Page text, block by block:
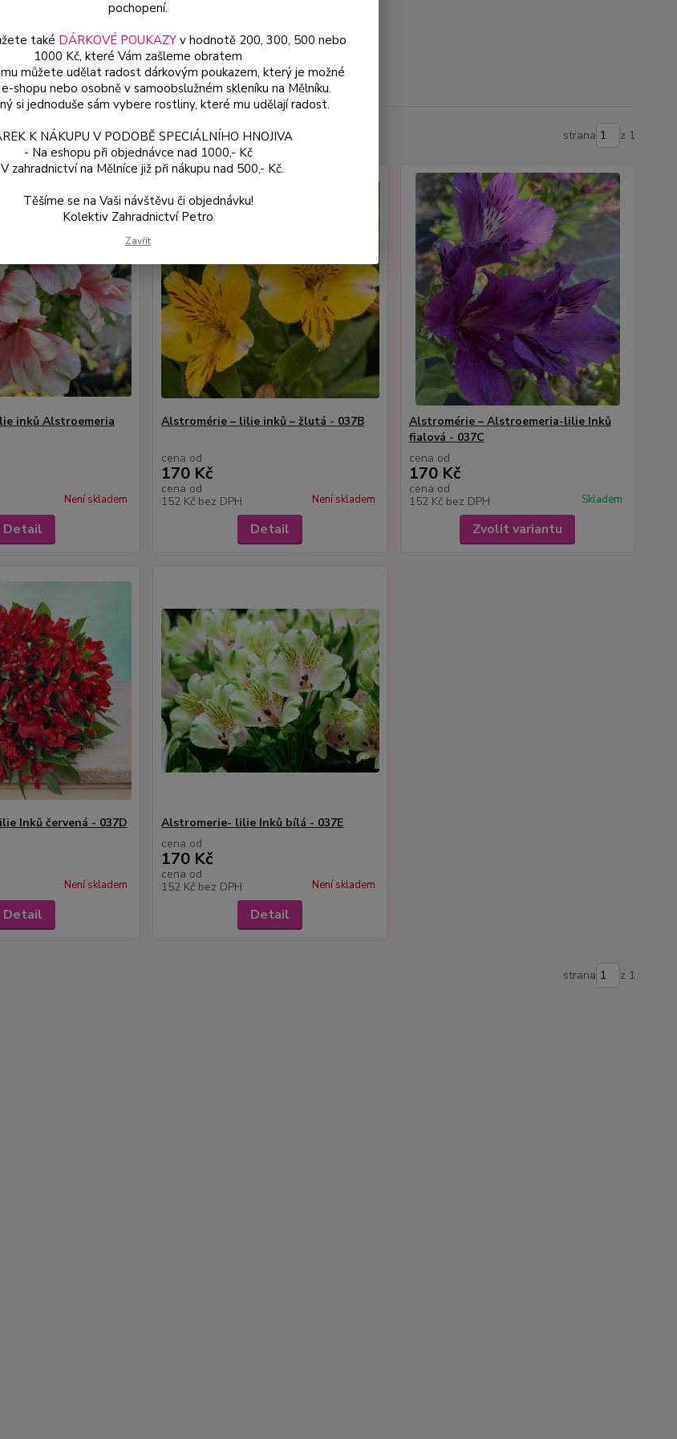
Upřesnit parametry
Nejlevnější Nejdražší
strana z 1
inků Alstroemeria
Není skladem
Detail
Alstromérie – lilie inků – žlutá - 037B
cena od
170 Kč
cena od
152 Kč bez DPH Není skladem
Detail
Alstromérie – Alstroemeria-lilie Inků
fialová - 037C
cena od
170 Kč
cena od
152 Kč bez DPH Skladem
Zvolit variantu
Inků červená - 037D
Není skladem
Detail
Alstromerie- lilie Inků bílá - 037E
cena od
170 Kč
cena od
152 Kč bez DPH Není skladem
Detail
strana z 1
pochopení.
také DÁRKOVÉ POUKAZYv hodnotě 200, 300, 500 nebo
1000 Kč, které Vám zašleme obratem
můžete udělat radost dárkovým poukazem, který je možné
shopu nebo osobně v samoobslužném skleníku na Mělníku.
si jednoduše sám vybere rostliny, které mu udělají radost.
K NÁKUPU V PODOBĚ SPECIÁLNÍHO HNOJIVA
- Na eshopu při objednávce nad 1000,- Kč
zahradnictví na Mělníce již při nákupu nad 500,- Kč.
Těšíme se na Vaši návštěvu či objednávku!
Kolektiv Zahradnictví Petro
Zavřít